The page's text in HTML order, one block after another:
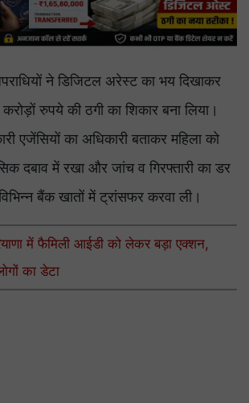
ने डिजिटल अरेस्ट का भय दिखाकर
रुपये की ठगी का शिकार बना लिया।
एजेंसियों का अधिकारी बताकर महिला को
दबाव में रखा और जांच व गिरफ्तारी का डर
बैंक खातों में ट्रांसफर करवा ली।
में फैमिली आईडी को लेकर बड़ा एक्शन,
का डेटा